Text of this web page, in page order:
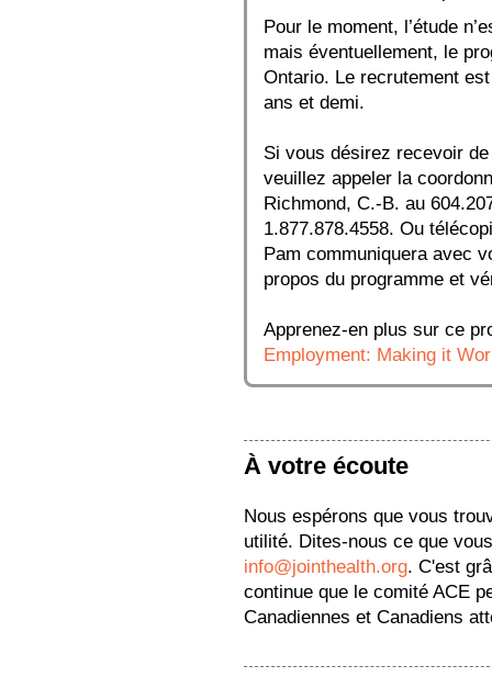
Pour le moment, l’étude
mais éventuellement, le
Ontario. Le recrutement
ans et demi.
Si vous désirez recevoir
veuillez appeler la
Richmond, C.-B. au
1.877.878.4558. Ou
Pam communiquera avec
propos du programme et
Apprenez-en plus sur ce
Employment: Making it
À votre écoute
Nous espérons que vous
utilité. Dites-nous ce que
info@jointhealth.org. C'est
continue que le comité ACE
Canadiennes et Canadiens